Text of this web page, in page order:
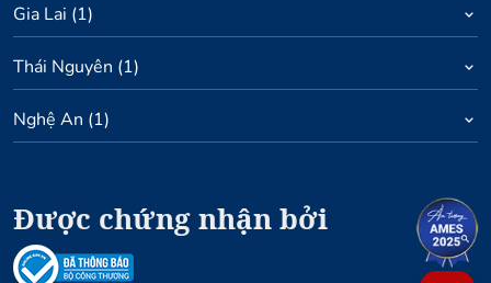
Gia Lai (1)
Thái Nguyên (1)
Nghệ An (1)
Được chứng nhận bởi